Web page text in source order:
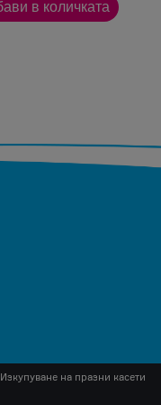
Изкупуване на празни касети